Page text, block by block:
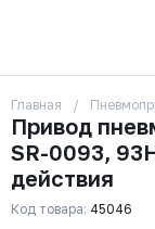
О компании
Контакты
Бренды
Отзывы
Сотрудники
Вакансии
Главная
Привод
SR-0093,
действия
Код товара: 45046